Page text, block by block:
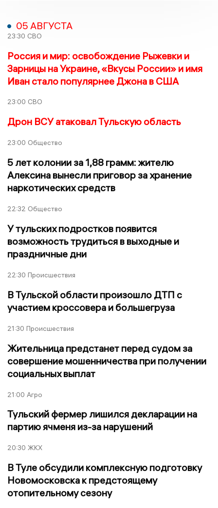
05 АВГУСТА
23:30 СВО
Россия и мир: освобождение Рыжевки и
Зарницы на Украине, «Вкусы России» и имя
Иван стало популярнее Джона в США
23:00 СВО
Дрон ВСУ атаковал Тульскую область
23:00 Общество
5 лет колонии за 1,88 грамм: жителю
Алексина вынесли приговор за хранение
наркотических средств
22:32 Общество
У тульских подростков появится
возможность трудиться в выходные и
праздничные дни
22:30 Происшествия
В Тульской области произошло ДТП с
участием кроссовера и большегруза
21:30 Происшествия
Жительница предстанет перед судом за
совершение мошенничества при получении
социальных выплат
21:00 Агро
Тульский фермер лишился декларации на
партию ячменя из-за нарушений
20:30 ЖКХ
В Туле обсудили комплексную подготовку
Новомосковска к предстоящему
отопительному сезону